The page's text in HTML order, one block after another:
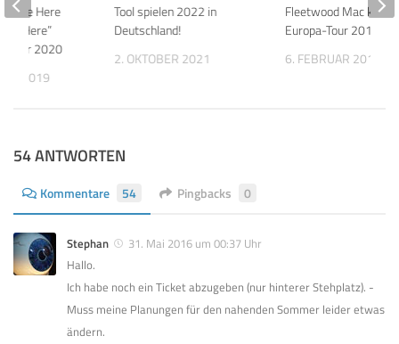
Tool spielen 2022 in
Deutschland!
2. OKTOBER 2021
Fleetwood Mac
Europa-Tour 2013
6. FEBRUAR 2013
Here
Here”
Tour 2020
2019
54 ANTWORTEN
Kommentare 54 Pingbacks 0
Stephan
31. Mai 2016 um 00:37 Uhr
Hallo.
Ich habe noch ein Ticket abzugeben (nur hinterer Stehplatz). -
Muss meine Planungen für den nahenden Sommer leider etwas
ändern.